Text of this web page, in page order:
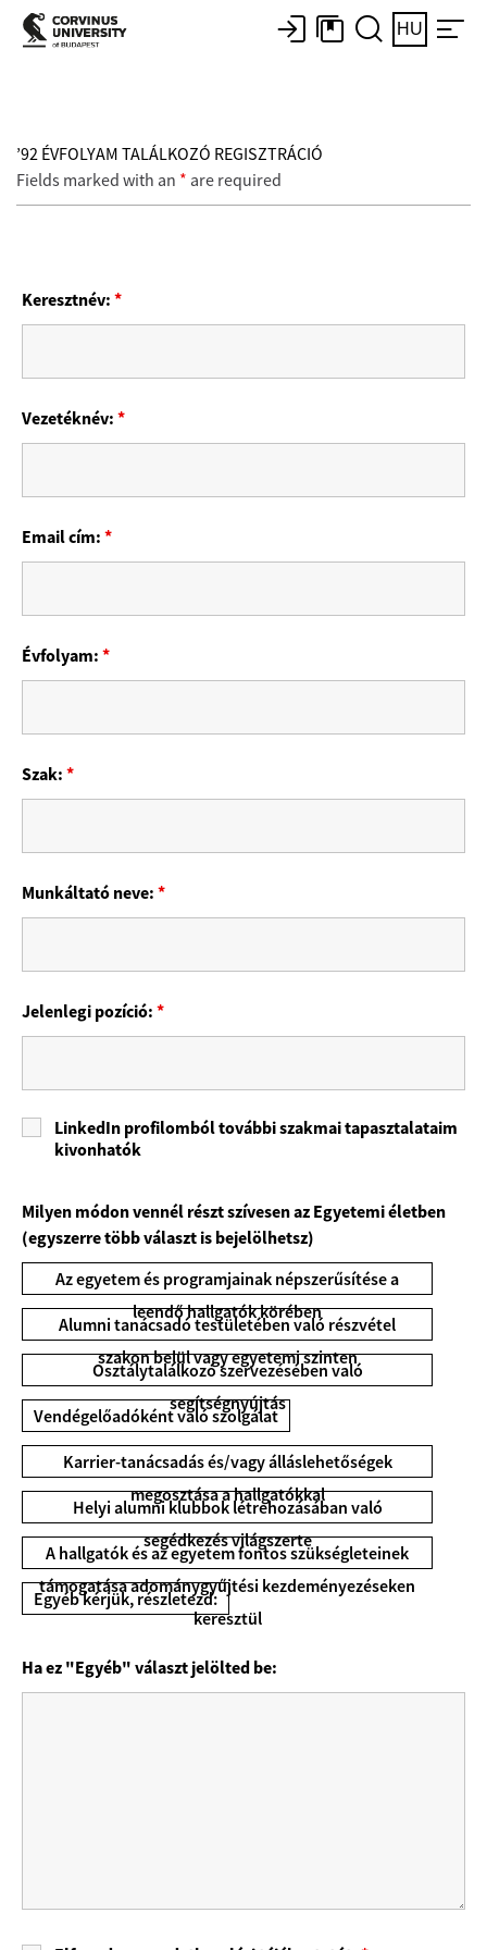
HU
’92 ÉVFOLYAM TALÁLKOZÓ REGISZTRÁCIÓ
Fields marked with an * are required
Keresztnév:*
Vezetéknév:*
Email cím:*
Évfolyam:*
Szak:*
Munkáltató neve:*
Jelenlegi pozíció:*
LinkedIn profilomból további szakmai tapasztalataim
kivonhatók
Milyen módon vennél részt szívesen az Egyetemi életben
(egyszerre több választ is bejelölhetsz)
Az egyetem és programjainak népszerűsítése a
leendő hallgatók körében
Alumni tanácsadó testületében való részvétel
szakon belül vagy egyetemi szinten
Osztálytalálkozó szervezésében való
segítségnyújtás
Vendégelőadóként való szolgálat
Karrier-tanácsadás és/vagy álláslehetőségek
megosztása a hallgatókkal
Helyi alumni klubbok létrehozásában való
segédkezés világszerte
A hallgatók és az egyetem fontos szükségleteinek
támogatása adománygyűjtési kezdeményezéseken
keresztül
Egyéb kérjük, részletezd:
Ha ez "Egyéb" választ jelölted be: